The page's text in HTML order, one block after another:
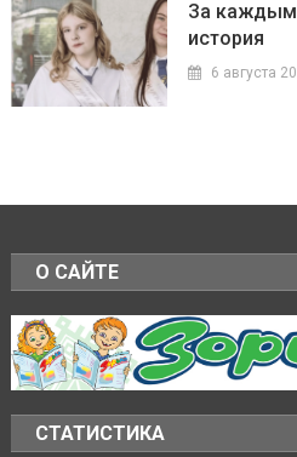
За каждым
история
6 августа
О САЙТЕ
СТАТИСТИКА